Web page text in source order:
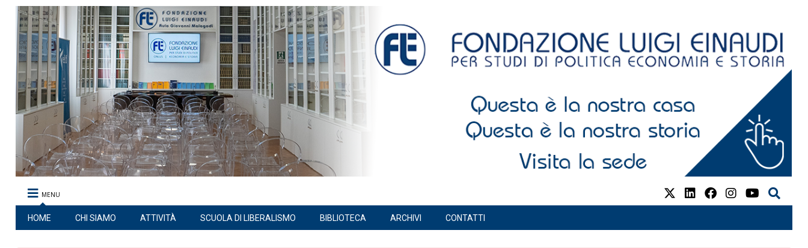
MENU
HOME CHI SIAMO ATTIVITÀ SCUOLA DI LIBERALISMO BIBLIOTECA ARCHIVI CONTATTI